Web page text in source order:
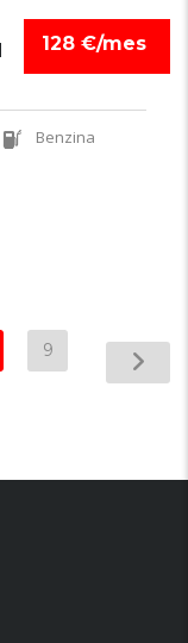
128 €/mes
Benzina
9